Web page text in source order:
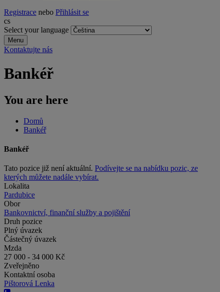
Registrace nebo Přihlásit se
cs
Select your language
Menu
Kontaktujte nás
Bankéř
You are here
Domů
Bankéř
Bankéř
Tato pozice již není aktuální. Podívejte se na nabídku pozic, ze
kterých můžete nadále vybírat.
Lokalita
Pardubice
Obor
Bankovnictví, finanční služby a pojištění
Druh pozice
Plný úvazek
Částečný úvazek
Mzda
27 000 - 34 000 Kč
Zveřejněno
Kontaktní osoba
Pištorová Lenka